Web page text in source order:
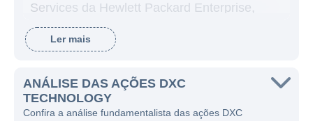
Services da Hewlett Packard Enterprise,
criando uma nova entidade em 2017. Desde
então, a DXC se dedica a ajudar
de TI, melhorar a experiência do cliente e se
adaptarem às novas exigências do mercado
Ler mais
ANÁLISE DAS AÇÕES DXC
TECHNOLOGY
Confira a análise fundamentalista das ações DXC